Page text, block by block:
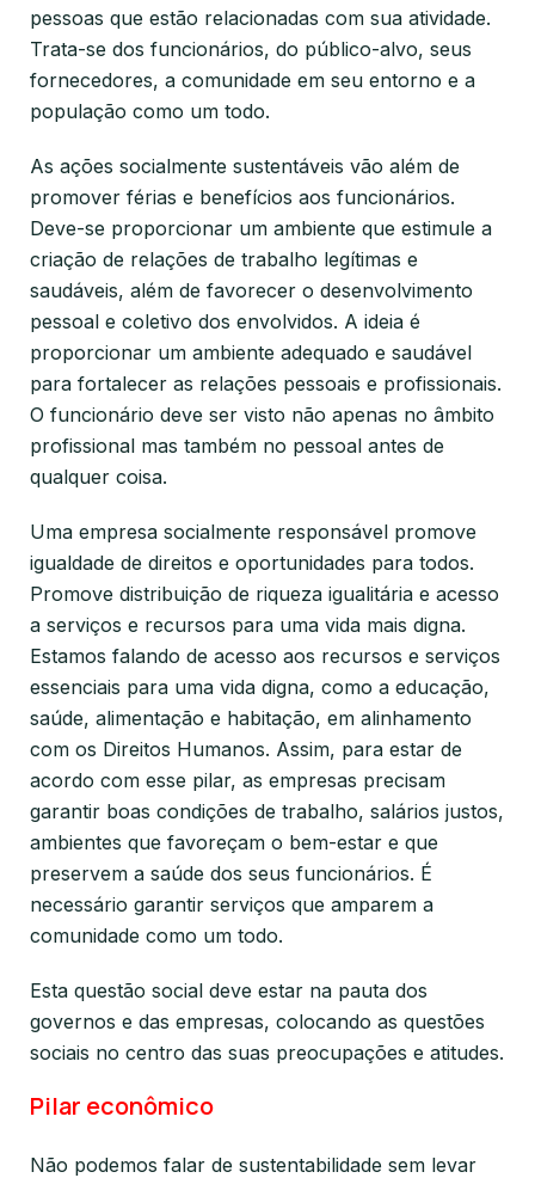
pessoas que estão relacionadas com sua atividade.
Trata-se dos funcionários, do público-alvo, seus
fornecedores, a comunidade em seu entorno e a
população como um todo.
As ações socialmente sustentáveis vão além de
promover férias e benefícios aos funcionários.
Deve-se proporcionar um ambiente que estimule a
criação de relações de trabalho legítimas e
saudáveis, além de favorecer o desenvolvimento
pessoal e coletivo dos envolvidos. A ideia é
proporcionar um ambiente adequado e saudável
para fortalecer as relações pessoais e profissionais.
O funcionário deve ser visto não apenas no âmbito
profissional mas também no pessoal antes de
qualquer coisa.
Uma empresa socialmente responsável promove
igualdade de direitos e oportunidades para todos.
Promove distribuição de riqueza igualitária e acesso
a serviços e recursos para uma vida mais digna.
Estamos falando de acesso aos recursos e serviços
essenciais para uma vida digna, como a educação,
saúde, alimentação e habitação, em alinhamento
com os Direitos Humanos. Assim, para estar de
acordo com esse pilar, as empresas precisam
garantir boas condições de trabalho, salários justos,
ambientes que favoreçam o bem-estar e que
preservem a saúde dos seus funcionários. É
necessário garantir serviços que amparem a
comunidade como um todo.
Esta questão social deve estar na pauta dos
governos e das empresas, colocando as questões
sociais no centro das suas preocupações e atitudes.
Pilar econômico
Não podemos falar de sustentabilidade sem levar